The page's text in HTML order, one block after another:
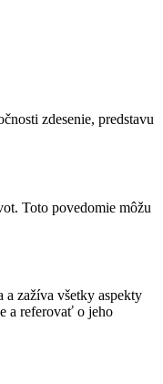
zdesenie, predstavu
Toto povedomie môžu
a zažíva všetky aspekty
a referovať o jeho